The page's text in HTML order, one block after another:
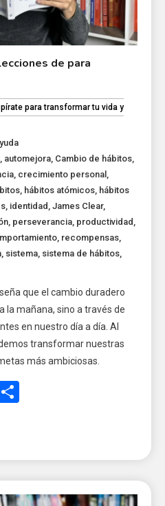
de para
para transformar tu vida y
, automejora, Cambio de hábitos,
, crecimiento personal ,
, hábitos atómicos, hábitos
, identidad ,James Clear,
, perseverancia, productividad ,
, recompensas,
, sistema, sistema de hábitos,
que el cambio duradero
la mañana, sino a través de
en nuestro día a día. Al
transformar nuestras
más ambiciosas.
Twitter